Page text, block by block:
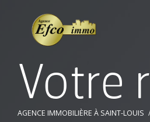
Votre r
AGENCE IMMOBILIÈRE À SAINT-LOUIS